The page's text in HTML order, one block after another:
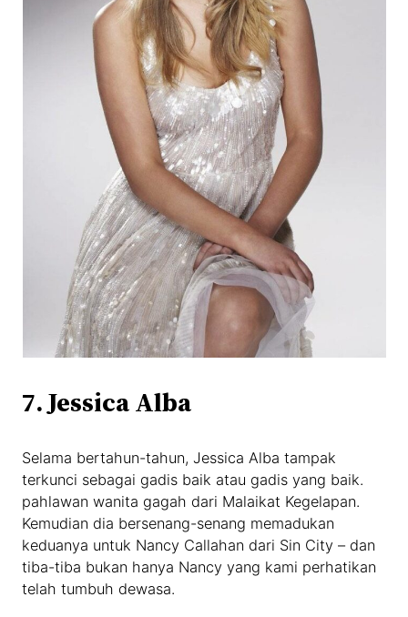
7. Jessica Alba
Selama bertahun-tahun, Jessica Alba tampak
terkunci sebagai gadis baik atau gadis yang baik.
pahlawan wanita gagah dari Malaikat Kegelapan.
Kemudian dia bersenang-senang memadukan
keduanya untuk Nancy Callahan dari Sin City – dan
tiba-tiba bukan hanya Nancy yang kami perhatikan
telah tumbuh dewasa.